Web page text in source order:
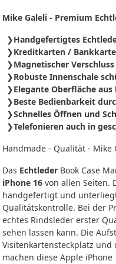
Mike Galeli - Premium
Handgefertigtes
Kreditkarten /
Magnetischer Verschluss
Robuste Innenschale
Elegante Oberfläche
Beste Bedienbarkeit
Schnelles Öffnen und
Telefonieren auch in
Handmade - Qualität - Mike
Das Echtleder Book Case
iPhone 16 von allen Seiten.
handgefertigt und
Qualitätskontrolle. Bei der
echtes Rindsleder erster
sehen lassen kann. Die
Visitenkartensteckplatz
machen diese Apple